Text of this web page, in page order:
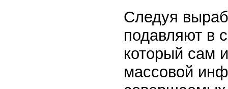
Следуя
подавляют в
который сам
массовой